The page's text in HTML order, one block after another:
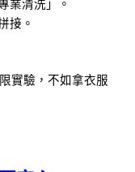
業清洗」。
接。
實驗，不如拿衣服